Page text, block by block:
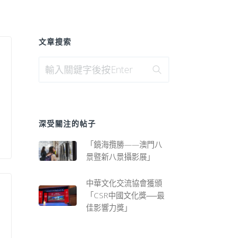
文章搜索
深受關注的帖子
「鏡海攬勝——澳門八
景暨新八景攝影展」
中華文化交流協會獲頒
「CSR中國文化獎──最
佳影響力獎」